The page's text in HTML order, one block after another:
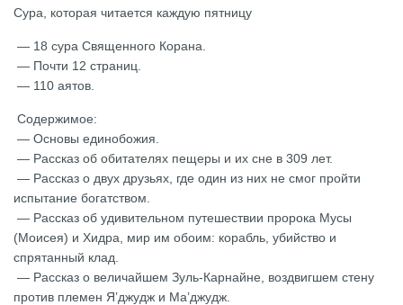
Сура, которая читается каждую пятницу
— 18 сура Священного Корана.
— Почти 12 страниц.
— 110 аятов.
Содержимое:
— Основы единобожия.
— Рассказ об обитателях пещеры и их сне в 309 лет.
— Рассказ о двух друзьях, где один из них не смог пройти
испытание богатством.
— Рассказ об удивительном путешествии пророка Мусы
(Моисея) и Хидра, мир им обоим: корабль, убийство и
спрятанный клад.
— Рассказ о величайшем Зуль-Карнайне, воздвигшем стену
против племен Я’джудж и Ма’джудж.